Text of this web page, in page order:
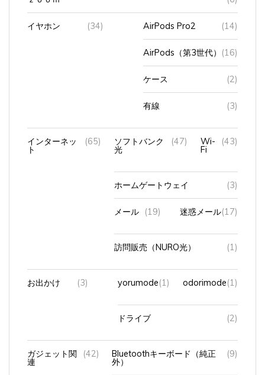
イヤホン (34) AirPods Pro2 (14)
AirPods（第3世代） (16)
ケース (2)
有線 (3)
インターネッ
ト
(65) ソフトバンク
光
(47) Wi-
Fi
(43)
ホームゲートウェイ (3)
メール (19) 迷惑メール (17)
訪問販売（NURO光） (1)
お出かけ (3) yorumode (1) odorimode (1)
ドライブ (2)
ガジェット関
連
(42) Bluetoothキーボード（純正
外）
(9)